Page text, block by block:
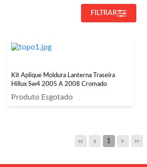
FILTRAR
Kit Aplique Moldura Lanterna Traseira
Hillux Sw4 2005 A 2008 Cromado
Produto Esgotado
1